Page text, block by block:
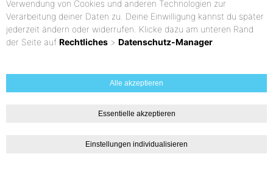
GPS und GSM
0 EUR
TK806
Verwendung von Cookies und anderen Technologien zur
Verarbeitung deiner Daten zu. Deine Einwilligung kannst du später
jederzeit ändern oder widerrufen. Klicke dazu am unteren Rand
der Seite auf Rechtliches > Datenschutz-Manager
Alle akzeptieren
Essentielle akzeptieren
Einstellungen individualisieren